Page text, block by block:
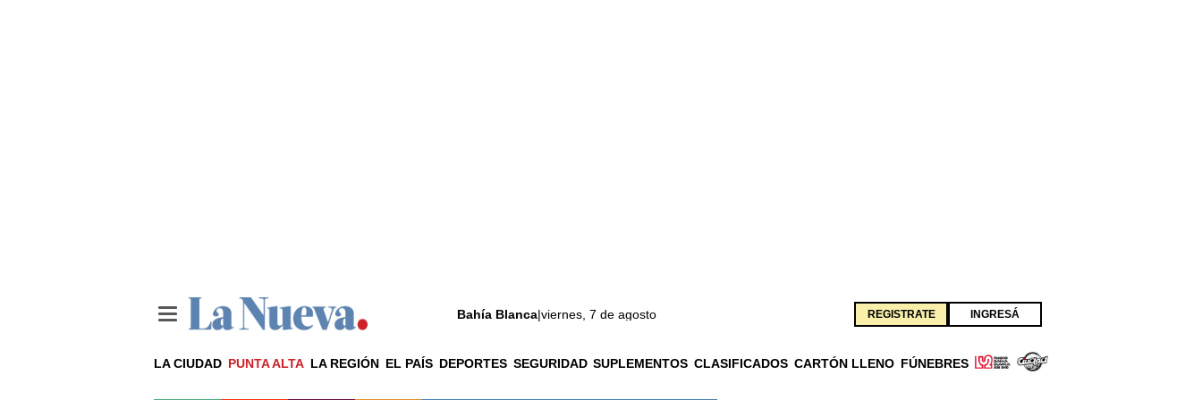
Bahía Blanca|viernes, 7 de agosto REGISTRATE INGRESÁ
LA CIUDAD PUNTA ALTA LA REGIÓN EL PAÍS DEPORTES SEGURIDAD SUPLEMENTOS CLASIFICADOS CARTÓN LLENO FÚNEBRES